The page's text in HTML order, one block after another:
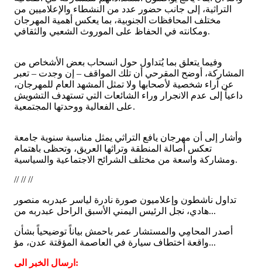
التراثية، إلى جانب حضور عدد من النشطاء والإعلاميين من
مختلف المحافظات الجنوبية، بما يعكس أهمية المهرجان
ومكانته في الحفاظ على الموروث الشعبي والثقافي.
وفيما يتعلق بما يُتداول حول انسحاب بعض الأشخاص من
المشاركة، أوضح المقرحي أن تلك المواقف – إن وجدت – تعبر
عن آراء شخصية لأصحابها ولا تمثل المشهد العام للمهرجان،
داعياً إلى عدم الانجرار وراء الشائعات التي تستهدف التشويش
على الفعالية ووحدتها المجتمعية.
وأشار إلى أن مهرجان يافع التراثي يمثل مناسبة سنوية جامعة
تعكس أصالة المنطقة وتراثها العريق، وتحظى باهتمام
ومشاركة واسعة من مختلف الشرائح الاجتماعية والسياسية.
// // //
تداول ناشطون وإعلاميون صورة نادرة لياسر عبدربه منصور
هادي، نجل الرئيس اليمني الأسبق الراحل عبدربه من...
أصدر المحامِي والمستشار عمر باحمش بياناً توضيحياً بشأن
واقعة اختطاف سيارة في العاصمة المؤقتة عدن، مؤ...
ارسال الخبر الى: